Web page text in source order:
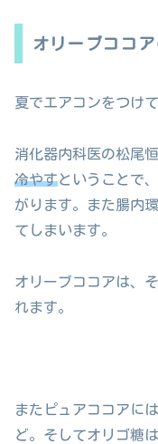
オリーブココ
夏でエアコンをつけ
消化器内科医の松尾
冷やすということで
がります。また腸内
てしまいます。
オリーブココアは、
れます。
またピュアココアに
ど。そしてオリゴ糖